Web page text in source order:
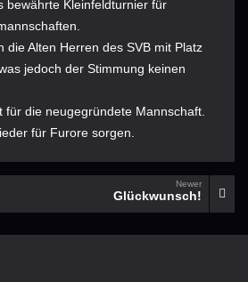
bewährte Kleinfeldturnier für
die Alten Herren des SVB mit Platz
jedoch der Stimmung keinen
für die neugegründete Mannschaft.
für Furore sorgen.
Newer
Glückwunsch!